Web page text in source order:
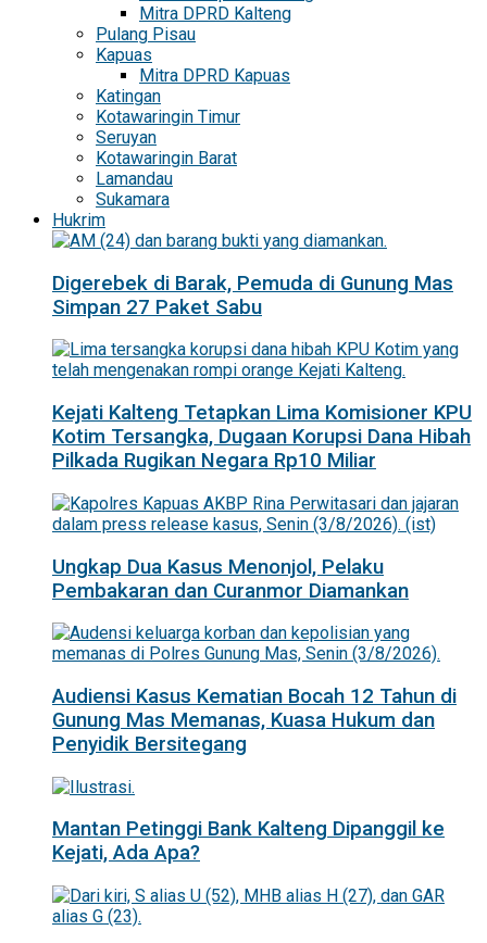
Mitra DPRD Kalteng
Pulang Pisau
Kapuas
Mitra DPRD Kapuas
Katingan
Kotawaringin Timur
Seruyan
Kotawaringin Barat
Lamandau
Sukamara
Hukrim
Digerebek di Barak, Pemuda di Gunung Mas
Simpan 27 Paket Sabu
Kejati Kalteng Tetapkan Lima Komisioner KPU
Kotim Tersangka, Dugaan Korupsi Dana Hibah
Pilkada Rugikan Negara Rp10 Miliar
Ungkap Dua Kasus Menonjol, Pelaku
Pembakaran dan Curanmor Diamankan
Audiensi Kasus Kematian Bocah 12 Tahun di
Gunung Mas Memanas, Kuasa Hukum dan
Penyidik Bersitegang
Mantan Petinggi Bank Kalteng Dipanggil ke
Kejati, Ada Apa?